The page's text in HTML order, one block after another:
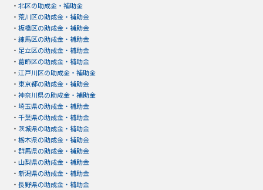
・ 北区の助成金・補助金
・ 荒川区の助成金・補助金
・ 板橋区の助成金・補助金
・ 練馬区の助成金・補助金
・ 足立区の助成金・補助金
・ 葛飾区の助成金・補助金
・ 江戸川区の助成金・補助金
・ 東京都の助成金・補助金
・ 神奈川県の助成金・補助金
・ 埼玉県の助成金・補助金
・ 千葉県の助成金・補助金
・ 茨城県の助成金・補助金
・ 栃木県の助成金・補助金
・ 群馬県の助成金・補助金
・ 山梨県の助成金・補助金
・ 新潟県の助成金・補助金
・ 長野県の助成金・補助金